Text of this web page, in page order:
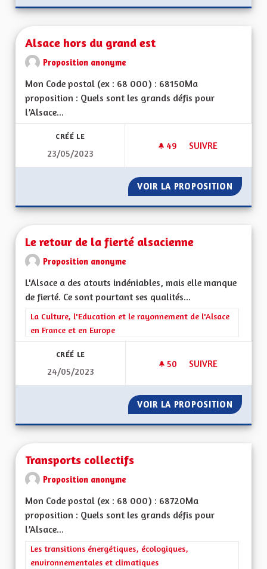
Alsace hors du grand est
Proposition anonyme
Mon Code postal (ex : 68 000) : 68150Ma
proposition : Quels sont les grands défis pour
l’Alsace...
CRÉÉ LE
23/05/2023
49 49 ABONNÉS
SUIVRE
VOIR LA PROPOSITION
Le retour de la fierté alsacienne
Proposition anonyme
L'Alsace a des atouts indéniables, mais elle manque
de fierté. Ce sont pourtant ses qualités...
Filtrer les résultats de la catégorie : La Culture, l'Education et
La Culture, l'Education et le rayonnement de l'Alsace
en France et en Europe
CRÉÉ LE
24/05/2023
50 50 ABONNÉS
SUIVRE
VOIR LA PROPOSITION LE
Transports collectifs
Proposition anonyme
Mon Code postal (ex : 68 000) : 68720Ma
proposition : Quels sont les grands défis pour
l’Alsace...
Filtrer les résultats de la catégorie : Les transitions
Les transitions énergétiques, écologiques,
environnementales et climatiques